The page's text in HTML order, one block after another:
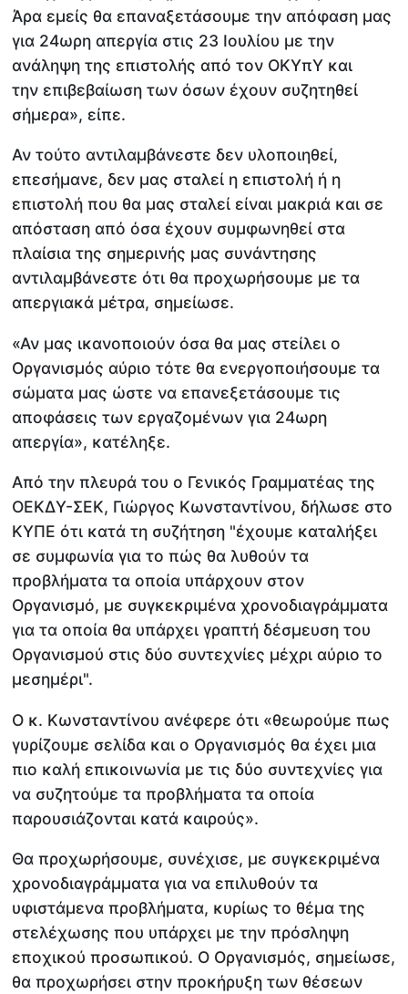
Άρα εμείς θα επαναξετάσουμε την απόφαση μας
για 24ωρη απεργία στις 23 Ιουλίου με την
ανάληψη της επιστολής από τον ΟΚΥπΥ και
την επιβεβαίωση των όσων έχουν συζητηθεί
σήμερα», είπε.
Αν τούτο αντιλαμβάνεστε δεν υλοποιηθεί,
επεσήμανε, δεν μας σταλεί η επιστολή ή η
επιστολή που θα μας σταλεί είναι μακριά και σε
απόσταση από όσα έχουν συμφωνηθεί στα
πλαίσια της σημερινής μας συνάντησης
αντιλαμβάνεστε ότι θα προχωρήσουμε με τα
απεργιακά μέτρα, σημείωσε.
«Αν μας ικανοποιούν όσα θα μας στείλει ο
Οργανισμός αύριο τότε θα ενεργοποιήσουμε τα
σώματα μας ώστε να επανεξετάσουμε τις
αποφάσεις των εργαζομένων για 24ωρη
απεργία», κατέληξε.
Από την πλευρά του ο Γενικός Γραμματέας της
ΟΕΚΔΥ-ΣΕΚ, Γιώργος Κωνσταντίνου, δήλωσε στο
ΚΥΠΕ ότι κατά τη συζήτηση "έχουμε καταλήξει
σε συμφωνία για το πώς θα λυθούν τα
προβλήματα τα οποία υπάρχουν στον
Οργανισμό, με συγκεκριμένα χρονοδιαγράμματα
για τα οποία θα υπάρχει γραπτή δέσμευση του
Οργανισμού στις δύο συντεχνίες μέχρι αύριο το
μεσημέρι".
Ο κ. Κωνσταντίνου ανέφερε ότι «θεωρούμε πως
γυρίζουμε σελίδα και ο Οργανισμός θα έχει μια
πιο καλή επικοινωνία με τις δύο συντεχνίες για
να συζητούμε τα προβλήματα τα οποία
παρουσιάζονται κατά καιρούς».
Θα προχωρήσουμε, συνέχισε, με συγκεκριμένα
χρονοδιαγράμματα για να επιλυθούν τα
υφιστάμενα προβλήματα, κυρίως το θέμα της
στελέχωσης που υπάρχει με την πρόσληψη
εποχικού προσωπικού. Ο Οργανισμός, σημείωσε,
θα προχωρήσει στην προκήρυξη των θέσεων